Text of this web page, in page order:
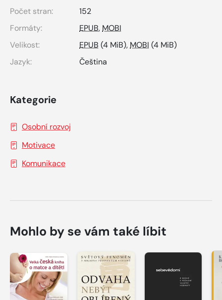
Počet stran:
152
Formáty:
EPUB, MOBI
Velikost:
EPUB (4 MiB), MOBI (4 MiB)
Jazyk:
Čeština
Kategorie
Osobní rozvoj
Motivace
Komunikace
Mohlo by se vám také líbit